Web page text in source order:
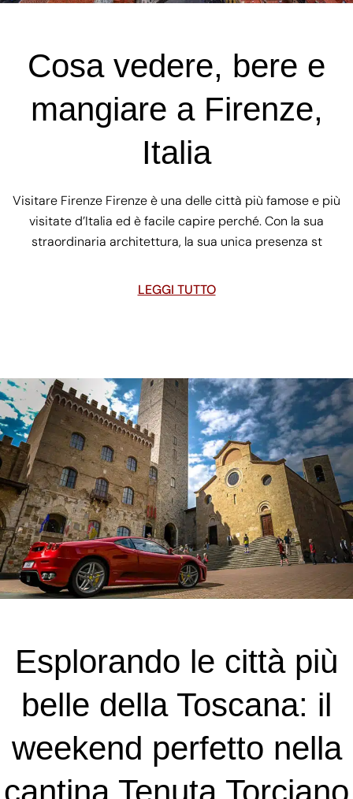
Cosa vedere, bere e
mangiare a Firenze,
Italia
Visitare Firenze Firenze è una delle città più famose e più
visitate d’Italia ed è facile capire perché. Con la sua
straordinaria architettura, la sua unica presenza st
LEGGI TUTTO
Esplorando le città più
belle della Toscana: il
weekend perfetto nella